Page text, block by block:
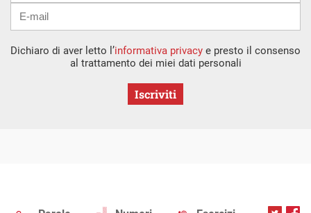
Dichiaro di aver letto l’informativa privacy e presto il consenso
al trattamento dei miei dati personali
Iscriviti